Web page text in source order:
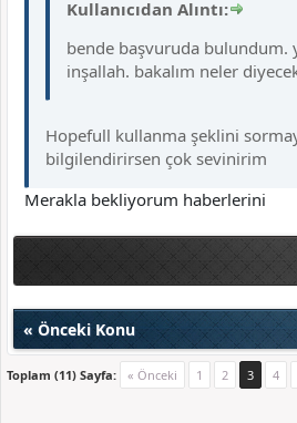
Kullanıcıdan Alıntı:
bende başvuruda bulundum.
inşallah. bakalım neler
Hopefull kullanma şeklini
bilgilendirirsen çok sevinirim
Merakla bekliyorum haberlerini
«Önceki Konu
Toplam (11) Sayfa: « Önceki 1 2 3 4